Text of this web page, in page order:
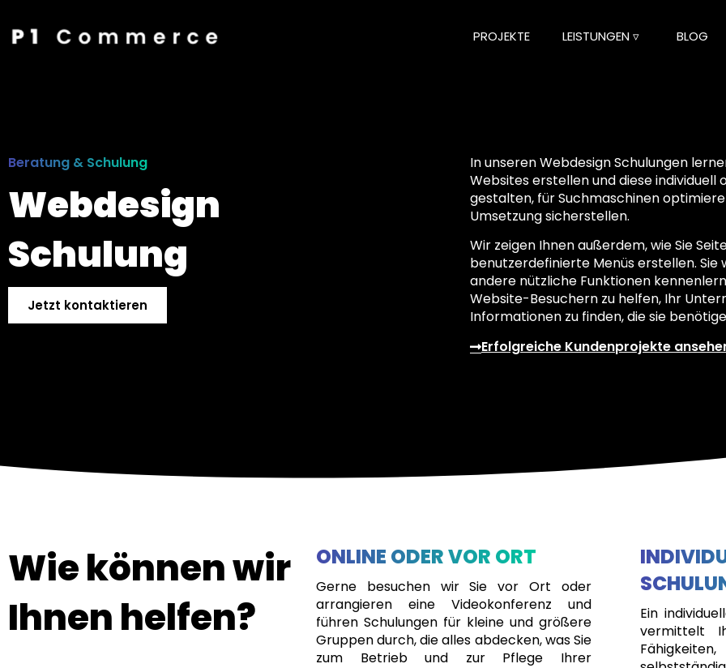
PROJEKTE LEISTUNGEN ▿ BLOG
Beratung & Schulung
Webdesign
Schulung
Jetzt kontaktieren
In unseren Webdesign Schulungen
Websites erstellen und diese
gestalten, für Suchmaschinen
Umsetzung sicherstellen.
Wir zeigen Ihnen außerdem, wie Sie
benutzerdefinierte Menüs erstellen. Sie
andere nützliche Funktionen
Website-Besuchern zu helfen, Ihr
Informationen zu finden, die sie
Erfolgreiche Kundenprojekte
Wie können wir
Ihnen helfen?
ONLINE ODER VOR ORT
Gerne besuchen wir Sie vor Ort oder
arrangieren eine Videokonferenz und
führen Schulungen für kleine und größere
Gruppen durch, die alles abdecken, was Sie
zum Betrieb und zur Pflege Ihrer
Ein
vermittelt